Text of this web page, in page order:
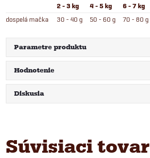
2 - 3 kg 4 - 5 kg 6 - 7 kg
dospelá mačka 30 - 40 g 50 - 60 g 70 - 80 g
Parametre produktu
Hodnotenie
Diskusia
Súvisiaci tovar